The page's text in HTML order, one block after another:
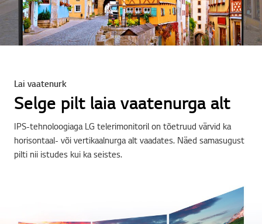
Lai vaatenurk
Selge pilt laia vaatenurga alt
IPS-tehnoloogiaga LG telerimonitoril on tõetruud värvid ka
horisontaal- või vertikaalnurga alt vaadates. Näed samasugust
pilti nii istudes kui ka seistes.